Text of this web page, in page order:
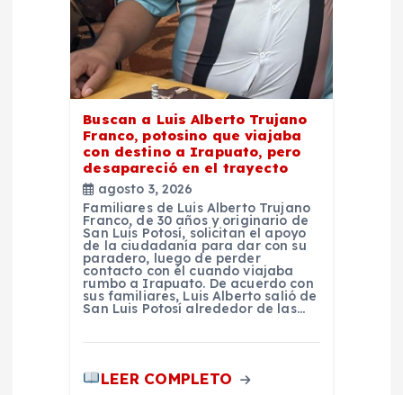
Buscan a Luis Alberto Trujano
Franco, potosino que viajaba
con destino a Irapuato, pero
desapareció en el trayecto
agosto 3, 2026
Familiares de Luis Alberto Trujano
Franco, de 30 años y originario de
San Luis Potosí, solicitan el apoyo
de la ciudadanía para dar con su
paradero, luego de perder
contacto con él cuando viajaba
rumbo a Irapuato. De acuerdo con
sus familiares, Luis Alberto salió de
San Luis Potosí alrededor de las…
LEER COMPLETO